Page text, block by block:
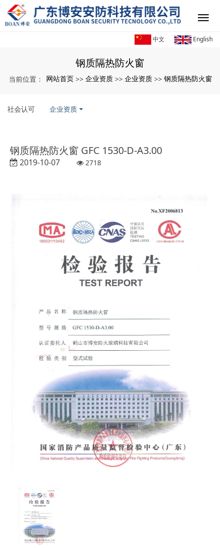
中文 English
钢质隔热防火窗
当前位置： 网站首页 >> 企业资质 >> 企业资质 >> 钢质隔热防火窗
社会认可 企业资质
钢质隔热防火窗 GFC 1530-D-A3.00
2019-10-07 2718